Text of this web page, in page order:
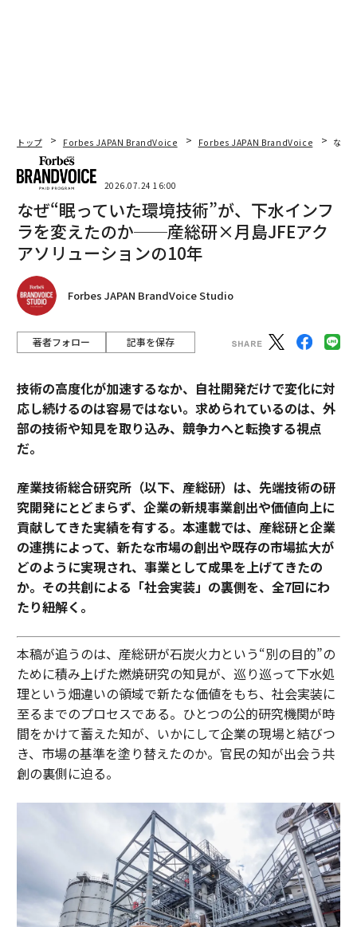
トップ Forbes JAPAN BrandVoice Forbes JAPAN BrandVoice なぜ
2026.07.24 16:00
なぜ“眠っていた環境技術”が、下水インフ
ラを変えたのか──産総研×月島JFEアク
アソリューションの10年
Forbes JAPAN BrandVoice Studio
著者フォロー 記事を保存
技術の高度化が加速するなか、自社開発だけで変化に対
応し続けるのは容易ではない。求められているのは、外
部の技術や知見を取り込み、競争力へと転換する視点
だ。
産業技術総合研究所（以下、産総研）は、先端技術の研
究開発にとどまらず、企業の新規事業創出や価値向上に
貢献してきた実績を有する。本連載では、産総研と企業
の連携によって、新たな市場の創出や既存の市場拡大が
どのように実現され、事業として成果を上げてきたの
か。その共創による「社会実装」の裏側を、全7回にわ
たり紐解く。
本稿が追うのは、産総研が石炭火力という“別の目的”の
ために積み上げた燃焼研究の知見が、巡り巡って下水処
理という畑違いの領域で新たな価値をもち、社会実装に
至るまでのプロセスである。ひとつの公的研究機関が時
間をかけて蓄えた知が、いかにして企業の現場と結びつ
き、市場の基準を塗り替えたのか。官民の知が出会う共
創の裏側に迫る。